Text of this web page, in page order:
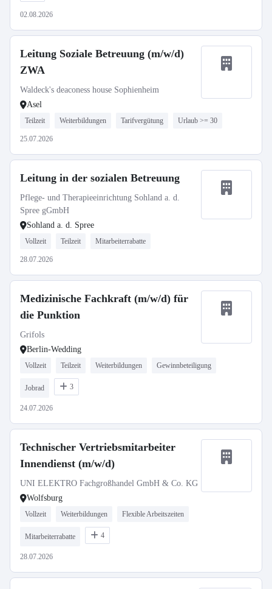
02.08.2026
Leitung Soziale Betreuung (m/w/d)
ZWA
Waldeck's deaconess house Sophienheim
Asel
Teilzeit Weiterbildungen Tarifvergütung Urlaub >= 30
25.07.2026
Leitung in der sozialen Betreuung
Pflege- und Therapieeinrichtung Sohland a. d.
Spree gGmbH
Sohland a. d. Spree
Vollzeit Teilzeit Mitarbeiterrabatte
28.07.2026
Medizinische Fachkraft (m/w/d) für
die Punktion
Grifols
Berlin-Wedding
Vollzeit Teilzeit Weiterbildungen Gewinnbeteiligung
Jobrad 3
24.07.2026
Technischer Vertriebsmitarbeiter
Innendienst (m/w/d)
UNI ELEKTRO Fachgroßhandel GmbH & Co. KG
Wolfsburg
Vollzeit Weiterbildungen Flexible Arbeitszeiten
Mitarbeiterrabatte 4
28.07.2026